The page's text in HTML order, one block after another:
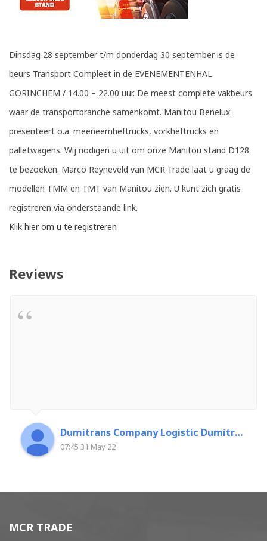
Dinsdag 28 september t/m donderdag 30 september is de
beurs Transport Compleet in de EVENEMENTENHAL
GORINCHEM / 14.00 – 22.00 uur. De meest complete vakbeurs
waar de transportbranche samenkomt. Manitou Benelux
presenteert o.a. meeneemheftrucks, vorkheftrucks en
palletwagens. Wij nodigen u uit om onze Manitou stand D128
te bezoeken. Marco Reyneveld van MCR Trade laat u graag de
modellen TMM en TMT van Manitou zien. U kunt zich gratis
registreren via onderstaande link.
Klik hier om u te registreren
Reviews
Dumitrans Company Logistic Dumitrascu Florin
07:45 31 May 22
MCR TRADE